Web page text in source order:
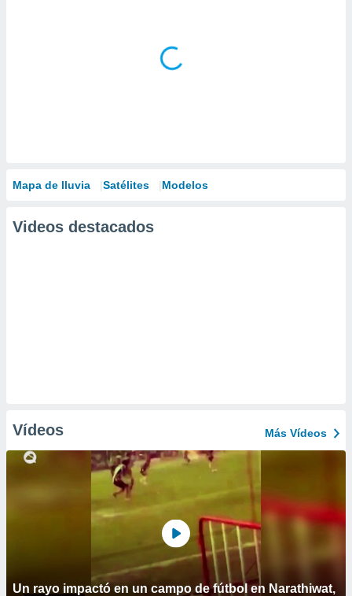
Mapa de lluvia Satélites Modelos
Videos destacados
Vídeos Más Vídeos
Un rayo impactó en un campo de fútbol en Narathiwat,